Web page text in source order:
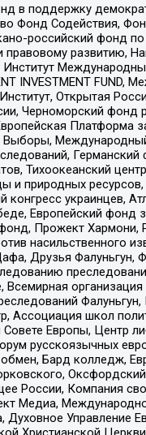
в поддержку
Фонд Содействия,
российский фонд по
правовому развитию,
INVESTMENT FUND,
Открытая
Черноморский фонд
Платформа
Выборы,
Тихоокеанский
и природных
конгресс украинцев,
Европейский фонд
Прожект Хармони,
насильственного
Друзья Фалуньгун,
Всемирная организация
Ассоциация школ
Европы, Центр
русскоязычных
Бард колледж,
Оксфордский
России, Компания
Медиа,
Духовное Управление